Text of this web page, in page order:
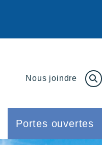
Nous joindre
Portes ouvertes